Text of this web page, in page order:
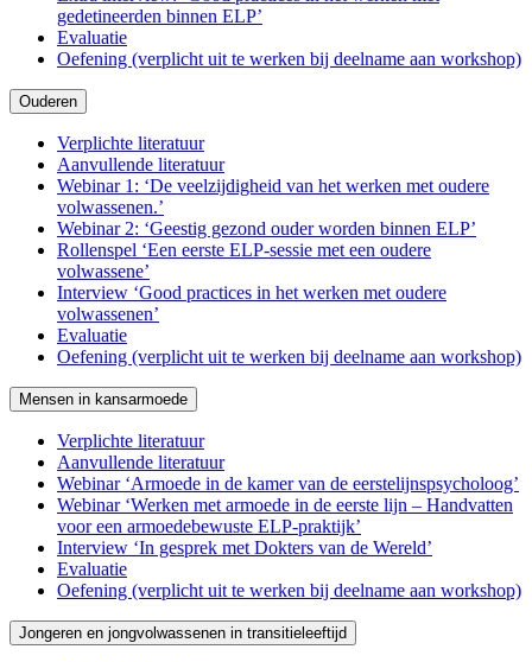
gedetineerden binnen ELP’
Evaluatie
Oefening (verplicht uit te werken bij deelname aan workshop)
Ouderen
Verplichte literatuur
Aanvullende literatuur
Webinar 1: ‘De veelzijdigheid van het werken met oudere
volwassenen.’
Webinar 2: ‘Geestig gezond ouder worden binnen ELP’
Rollenspel ‘Een eerste ELP-sessie met een oudere
volwassene’
Interview ‘Good practices in het werken met oudere
volwassenen’
Evaluatie
Oefening (verplicht uit te werken bij deelname aan workshop)
Mensen in kansarmoede
Verplichte literatuur
Aanvullende literatuur
Webinar ‘Armoede in de kamer van de eerstelijnspsycholoog’
Webinar ‘Werken met armoede in de eerste lijn – Handvatten
voor een armoedebewuste ELP-praktijk’
Interview ‘In gesprek met Dokters van de Wereld’
Evaluatie
Oefening (verplicht uit te werken bij deelname aan workshop)
Jongeren en jongvolwassenen in transitieleeftijd